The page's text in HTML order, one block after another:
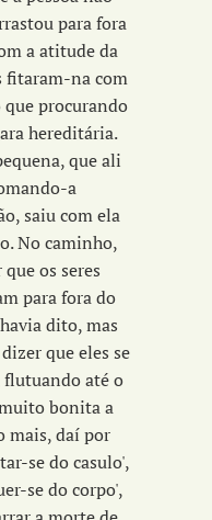
para fora
a atitude da
fitaram-na com
procurando
hereditária.
que ali
a
saiu com ela
No caminho,
os seres
para fora do
dito, mas
que eles se
flutuando até o
bonita a
mais, daí por
se do casulo',
se do corpo',